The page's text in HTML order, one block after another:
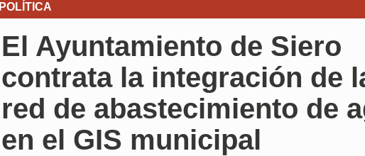
POLÍTICA
El Ayuntamiento de Siero
contrata la integración de
red de abastecimiento de
en el GIS municipal